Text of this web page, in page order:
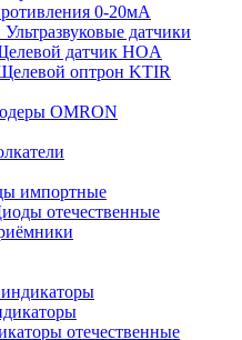
0-20мА
Ультразвуковые датчики
датчик HOA
оптрон KTIR
OMRON
импортные
отечественные